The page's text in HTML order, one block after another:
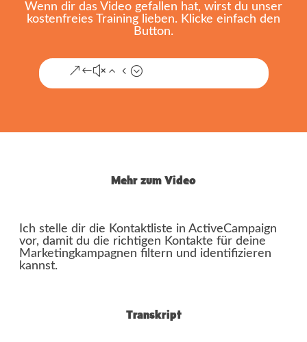
Wenn dir das Video gefallen hat, wirst du unser
kostenfreies Training lieben. Klicke einfach den
Button.
Zum kostenlosen Training
Mehr zum Video
Ich stelle dir die Kontaktliste in ActiveCampaign
vor, damit du die richtigen Kontakte für deine
Marketingkampagnen filtern und identifizieren
kannst.
Transkript